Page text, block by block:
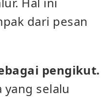
dari pesan
pengikut.
selalu